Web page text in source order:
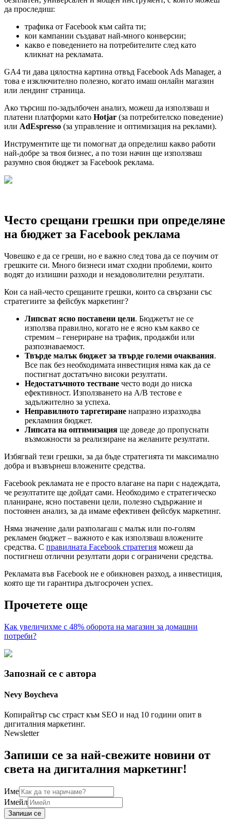
да проследиш:
трафика от Facebook към сайта ти;
кои кампании създават най-много конверсии;
какво е поведението на потребителите след като
кликнат на рекламата.
GA4 ти дава цялостна картина отвъд Facebook Ads Manager, а
това е изключително полезно, когато имаш онлайн магазин
или лендинг страница.
Ако търсиш по-задълбочен анализ, можеш да използваш и
платени платформи като Hotjar (за потребителско поведение)
или AdEspresso (за управление и оптимизация на реклами).
Инструментите ще ти помогнат да определиш какво работи
най-добре за твоя бизнес, а по този начин ще използваш
разумно своя бюджет за Facebook реклама.
Често срещани грешки при определяне
на бюджет за Facebook реклама
Човешко е да се греши, но е важно след това да се поучим от
грешките си. Много бизнеси имат сходни проблеми, които
водят до излишни разходи и незадоволителни резултати.
Кои са най-често срещаните грешки, които са свързани със
стратегиите за фейсбук маркетинг?
Липсват ясно поставени цели. Бюджетът не се
използва правилно, когато не е ясно към какво се
стремим – генериране на трафик, продажби или
разпознаваемост.
Твърде малък бюджет за твърде големи очаквания.
Все пак без необходимата инвестиция няма как да се
постигнат достатъчно високи резултати.
Недостатъчното тестване често води до ниска
ефективност. Използването на A/B тестове е
задължително за успеха.
Неправилното таргетиране напразно изразходва
рекламния бюджет.
Липсата на оптимизация ще доведе до пропуснати
възможности за реализиране на желаните резултати.
Избягвай тези грешки, за да бъде стратегията ти максимално
добра и възвърнеш вложените средства.
Facebook рекламата не е просто влагане на пари с надеждата,
че резултатите ще дойдат сами. Необходимо е стратегическо
планиране, ясно поставени цели, полезно съдържание и
постоянен анализ, за да имаме ефективен фейсбук маркетинг.
Няма значение дали разполагаш с малък или по-голям
рекламен бюджет – важното е как използваш вложените
средства. С правилната Facebook стратегия можеш да
постигнеш отлични резултати дори с ограничени средства.
Рекламата във Facebook не е обикновен разход, а инвестиция,
която ще ти гарантира дългосрочен успех.
Прочетете още
Как увеличихме с 48% оборота на магазин за домашни
потреби?
Запознай се с автора
Nevy Boycheva
Копирайтър със страст към SEO и над 10 години опит в
дигиталния маркетинг.
Newsletter
Запиши се за най-свежите новини от
света на дигиталния маркетинг!
Име
Имейл
Запиши се